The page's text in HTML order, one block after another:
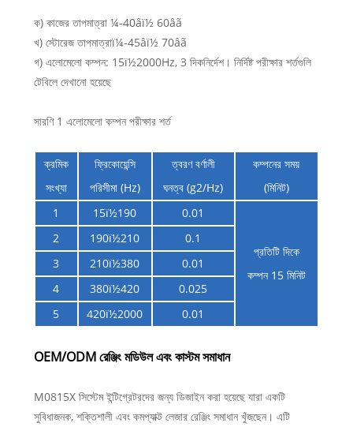
ক) কাজের তাপমাত্রা ¼-40âï½ 60âã
খ) স্টোরেজ তাপমাত্রাï¼-45âï½ 70âã
গ) এলোমেলো কম্পন: 15ï½2000Hz, 3 দিকনির্দেশ। নির্দিষ্ট পরীক্ষার শর্তগুলি
টেবিলে দেখানো হয়েছে
সারণি 1 এলোমেলো কম্পন পরীক্ষার শর্ত
ক্রমিক
সংখ্যা
ফ্রিকোয়েন্সি
পরিসীমা (Hz)
ত্বরণ বর্ণালী
ঘনত্ব (g2/Hz)
কম্পনের সময়
(মিনিট)
1
15ï½190 0.01
প্রতিটি দিকে
কম্পন 15 মিনিট
2 190ï½210
0.1
3
210ï½380
0.01
4
380ï½420
0.025
5
420ï½2000 0.01
OEM/ODM রেঞ্জিং মডিউল এবং কাস্টম সমাধান
M0815X সিস্টেম ইন্টিগ্রেটরদের জন্য ডিজাইন করা হয়েছে যারা একটি
সুবিধাজনক, শক্তিশালী এবং কমপ্যাক্ট লেজার রেঞ্জিং সমাধান খুঁজছেন। এটি